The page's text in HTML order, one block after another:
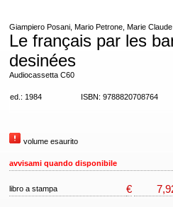
Giampiero Posani, Mario Petrone, Marie
Le français par les
desinées
Audiocassetta C60
ed.: 1984 ISBN: 9788820708764
volume esaurito
avvisami quando disponibile
libro a stampa €